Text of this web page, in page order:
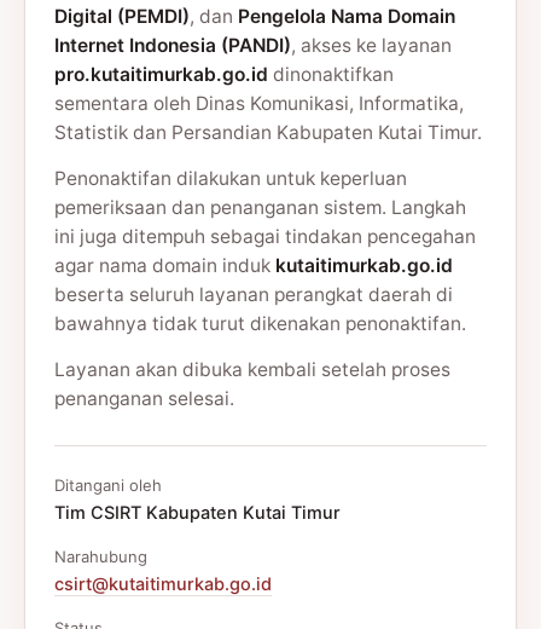
Digital (PEMDI), dan Pengelola Nama Domain
Internet Indonesia (PANDI), akses ke layanan
pro.kutaitimurkab.go.id dinonaktifkan
sementara oleh Dinas Komunikasi, Informatika,
Statistik dan Persandian Kabupaten Kutai Timur.
Penonaktifan dilakukan untuk keperluan
pemeriksaan dan penanganan sistem. Langkah
ini juga ditempuh sebagai tindakan pencegahan
agar nama domain induk kutaitimurkab.go.id
beserta seluruh layanan perangkat daerah di
bawahnya tidak turut dikenakan penonaktifan.
Layanan akan dibuka kembali setelah proses
penanganan selesai.
Ditangani oleh
Tim CSIRT Kabupaten Kutai Timur
Narahubung
csirt@kutaitimurkab.go.id